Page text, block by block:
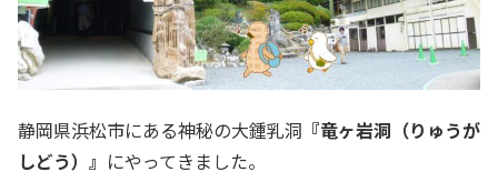
静岡県浜松市にある神秘の大鍾乳洞 『竜ヶ岩洞（りゅうが
しどう）』 にやってきました。